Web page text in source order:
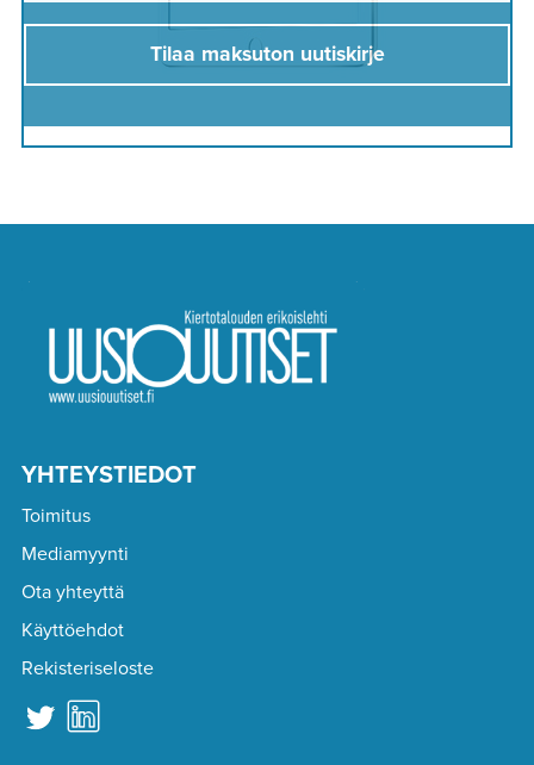
Tilaa maksuton uutiskirje
YHTEYSTIEDOT
Toimitus
Mediamyynti
Ota yhteyttä
Käyttöehdot
Rekisteriseloste